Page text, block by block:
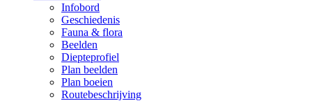
Infobord
Geschiedenis
Fauna & flora
Beelden
Diepteprofiel
Plan beelden
Plan boeien
Routebeschrijving